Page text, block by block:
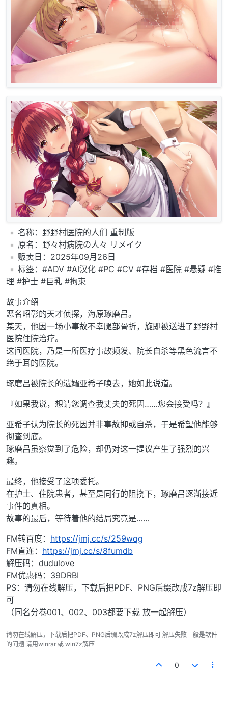
️名称：野野村医院的人们 重制版
️原名：野々村病院の人々 リメイク
️贩卖日：2025年09月26日
️标签：#ADV #AI汉化 #PC #CV #存档 #医院 #悬疑 #推
理 #护士 #巨乳 #拘束
故事介绍
恶名昭彰的天才侦探，海原琢磨吕。
某天，他因一场小事故不幸腿部骨折，旋即被送进了野野村
医院住院治疗。
这间医院，乃是一所医疗事故频发、院长自杀等黑色流言不
绝于耳的医院。
琢磨吕被院长的遗孀亚希子唤去，她如此说道。
『如果我说，想请您调查我丈夫的死因……您会接受吗？』
亚希子认为院长的死因并非事故抑或自杀，于是希望他能够
彻查到底。
琢磨吕虽察觉到了危险，却仍对这一提议产生了强烈的兴
趣。
最终，他接受了这项委托。
在护士、住院患者，甚至是同行的阻挠下，琢磨吕逐渐接近
事件的真相。
故事的最后，等待着他的结局究竟是……
FM转百度： https://jmj.cc/s/259wqg
FM直连： https://jmj.cc/s/8fumdb
解压码：dudulove
FM优惠码：39DRBI
PS：请勿在线解压，下载后把PDF、PNG后缀改成7z解压即
可
（同名分卷001、002、003都要下载 放一起解压）
请勿在线解压，下载后把PDF、PNG后缀改成7z解压即可 解压失败一般是软件
的问题 请用winrar 或 win7z解压
0